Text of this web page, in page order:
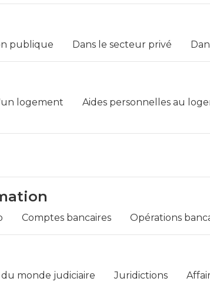
publique Dans le secteur privé
logement
Aides personnelles au
Comptes bancaires Opérations
monde judiciaire Juridictions